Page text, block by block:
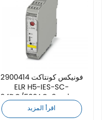
فونيكس كونتاكت 2900414
ELR H5-IES-SC-
24DC/500AC-2 - مشغل
المحرك الهجين
اقرأ المزيد